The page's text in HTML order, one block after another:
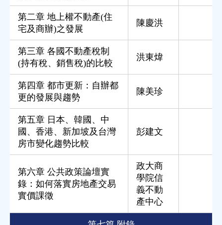
第二章 地上權不動產(住
宅及商辦)之發展
陳慶洪
第三章 各國不動產稅制
(持有稅、銷售稅)的比較
洪東煒
第四章 都市更新：自辦都
更的發展與趨勢
陳美珍
第五章 日本、韓國、中
國、香港、新加坡及台灣
房市變化趨勢比較
彭建文
第六章 公共政策論壇實
錄：如何落實房地產交易
實價課徵
政大商
學院信
義不動
產中心